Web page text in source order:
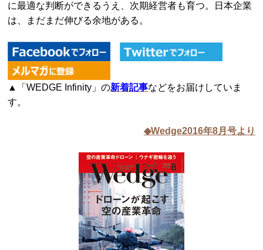
に最適な判断ができるうえ、次期経営者も育つ。日本企業
は、まだまだ伸びる余地がある。
▲「WEDGE Infinity」の新着記事などをお届けしていま
す。
◆Wedge2016年8月号より